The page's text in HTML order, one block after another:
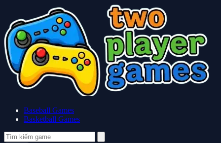
Baseball Games
Basketball Games